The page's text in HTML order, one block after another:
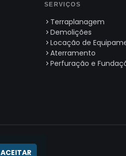
SERVIÇOS
Terraplanagem
Demolições
Locação de
Aterramento
Perfuração e
ACEITAR